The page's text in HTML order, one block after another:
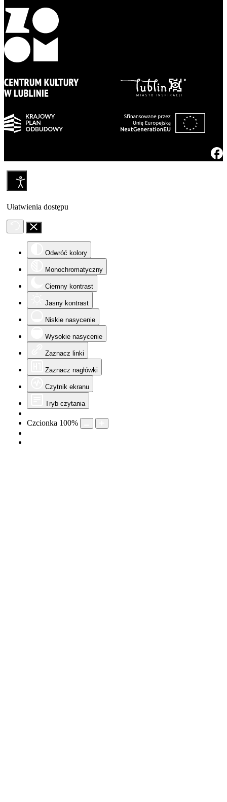
Ułatwienia dostępu
Odwróć kolory
Monochromatyczny
Ciemny kontrast
Jasny kontrast
Niskie nasycenie
Wysokie nasycenie
Zaznacz linki
Zaznacz nagłówki
Czytnik ekranu
Tryb czytania
Czcionka 100%